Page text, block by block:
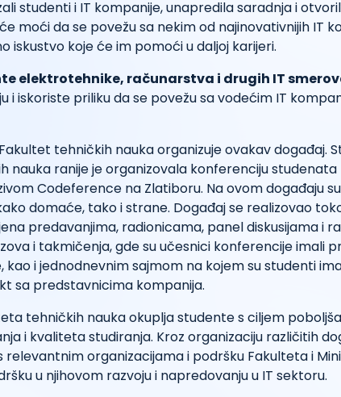
studenti i IT kompanije, unapredila saradnja i
moći da se povežu sa nekim od najinovativnijih IT
iskustvo koje će im pomoći u daljoj karijeri.
elektrotehnike, računarstva i drugih IT
i iskoriste priliku da se povežu sa vodećim IT
tehničkih nauka organizuje ovakav događaj.
nauka ranije je organizovala konferenciju studenata
Codeference na Zlatiboru. Na ovom događaju
domaće, tako i strane. Događaj se realizovao
predavanjima, radionicama, panel diskusijama i
i takmičenja, gde su učesnici konferencije imali
kao i jednodnevnim sajmom na kojem su studenti
sa predstavnicima kompanija.
tehničkih nauka okuplja studente s ciljem
i kvaliteta studiranja. Kroz organizaciju različitih
relevantnim organizacijama i podršku Fakulteta i
u njihovom razvoju i napredovanju u IT sektoru.